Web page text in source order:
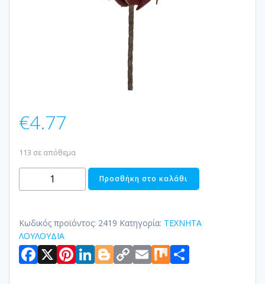
€4.77
113 σε απόθεμα
ΛΟΥΛΟΥΔΙ
ΜΠΟΡΝΤΟ
Προσθήκη στο καλάθι
Κωδικός προϊόντος: 2419 Κατηγορία: ΤΕΧΝΗΤΑ
ΛΟΥΛΟΥΔΙΑ
Facebook
X Pinterest
LinkedIn
Blogger
Copy
Link
Email
Mix